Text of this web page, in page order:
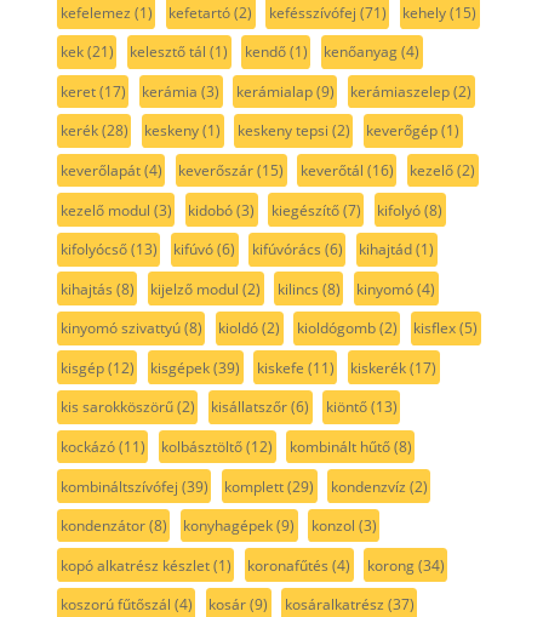
kefelemez (1) kefetartó(2) kefésszívófej (71) kehely(15)
kek(21) kelesztő tál (1) kendő(1) kenőanyag(4)
keret(17) kerámia (3) kerámialap(9) kerámiaszelep(2)
kerék(28) keskeny(1) keskeny tepsi (2) keverőgép(1)
keverőlapát(4) keverőszár(15) keverőtál (16) kezelő(2)
kezelő modul (3) kidobó(3) kiegészítő(7) kifolyó(8)
kifolyócső(13) kifúvó(6) kifúvórács (6) kihajtád(1)
kihajtás (8) kijelző modul (2) kilincs (8) kinyomó(4)
kinyomó szivattyú(8) kioldó(2) kioldógomb(2) kisflex(5)
kisgép(12) kisgépek(39) kiskefe (11) kiskerék(17)
kis sarokköszörű(2) kisállatszőr(6) kiöntő(13)
kockázó(11) kolbásztöltő(12) kombinált hűtő(8)
kombináltszívófej (39) komplett(29) kondenzvíz (2)
kondenzátor(8) konyhagépek(9) konzol (3)
kopó alkatrész készlet(1) koronafűtés (4) korong(34)
koszorú fűtőszál (4) kosár(9) kosáralkatrész (37)